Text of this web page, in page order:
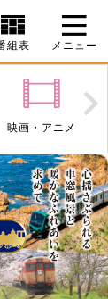
組表 メニュー
映画・アニメ